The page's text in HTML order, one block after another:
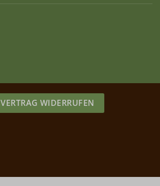
VERTRAG WIDERRUFEN